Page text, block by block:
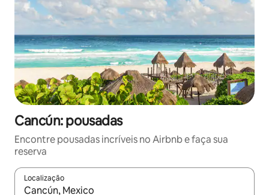
Cancún: pousadas
Encontre pousadas incríveis no Airbnb e faça sua
reserva
Localização
Quando os resultados estiverem disponíveis, explore-os